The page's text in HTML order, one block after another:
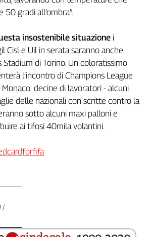
gradi all’ombra”.
insostenibile situazione i
Cisl e Uil in serata saranno anche
di Torino. Un coloratissimo
l’incontro di Champions League
decine di lavoratori - alcuni
delle nazionali con scritte contro la
sotto alcuni maxi palloni e
ai tifosi 40mila volantini.